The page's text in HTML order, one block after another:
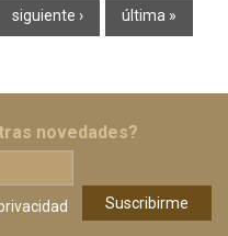
siguiente › última »
novedades?